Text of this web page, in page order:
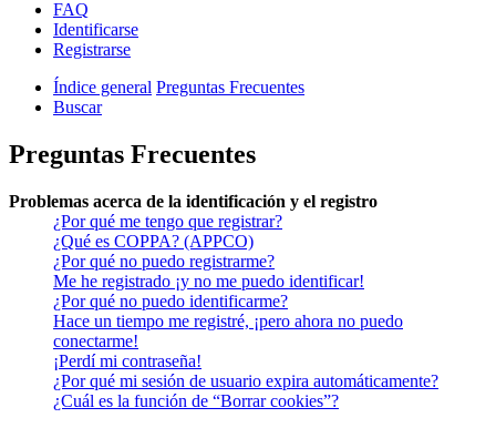
FAQ
Identificarse
Registrarse
Índice general Preguntas Frecuentes
Buscar
Preguntas Frecuentes
Problemas acerca de la identificación y el registro
¿Por qué me tengo que registrar?
¿Qué es COPPA? (APPCO)
¿Por qué no puedo registrarme?
Me he registrado ¡y no me puedo identificar!
¿Por qué no puedo identificarme?
Hace un tiempo me registré, ¡pero ahora no puedo
conectarme!
¡Perdí mi contraseña!
¿Por qué mi sesión de usuario expira automáticamente?
¿Cuál es la función de “Borrar cookies”?